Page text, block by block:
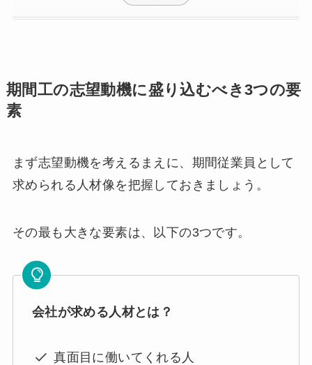
期間工の志望動機に盛り込むべき3つの要
素
まず志望動機を考えるまえに、期間従業員として
求められる人材像を把握しておきましょう。
その最も大きな要素は、以下の3つです。
会社が求める人材とは？
真面目に働いてくれる人